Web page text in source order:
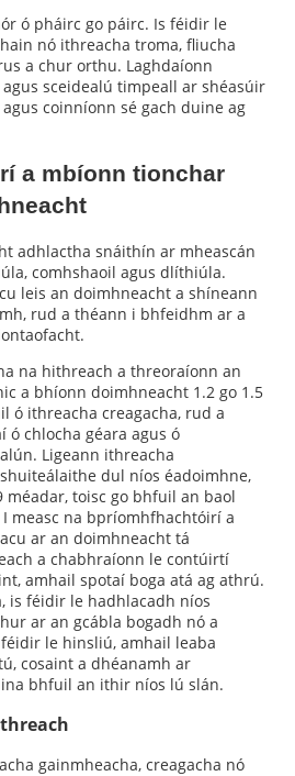
ó pháirc go páirc. Is féidir le
nó ithreacha troma, fliucha
a chur orthu. Laghdaíonn
sceidealú timpeall ar shéasúir
coinníonn sé gach duine ag
a mbíonn tionchar
adhlactha snáithín ar mheascán
comhshaoil ​​agus dlíthiúla.
leis an doimhneacht a shíneann
rud a théann i bhfeidhm ar a
na hithreach a threoraíonn an
a bhíonn doimhneacht 1.2 go 1.5
ó ithreacha creagacha, rud a
ó chlocha géara agus ó
Ligeann ithreacha
dul níos éadoimhne,
méadar, toisc go bhfuil an baol
measc na bpríomhfhachtóirí a
ar an doimhneacht tá
a chabhraíonn le contúirtí
amhail spotaí boga atá ag athrú.
is féidir le hadhlacadh níos
ar an gcábla bogadh nó a
le hinsliú, amhail leaba
cosaint a dhéanamh ar
bhfuil an ithir níos lú slán.
gainmheacha, creagacha nó